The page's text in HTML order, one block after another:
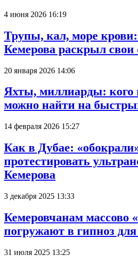
4 июня 2026 16:19
Трупы, кал, море
Кемерова раскрыл свои
20 января 2026 14:06
Яхты, миллиарды: кого
можно найти на
14 февраля 2026 15:27
Как в Дубае:
протестировать
Кемерова
3 декабря 2025 13:33
Кемеровчанам массово
погружают в гипноз
31 июля 2025 13:25